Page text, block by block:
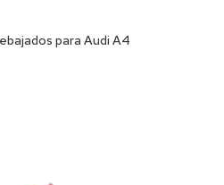
para Audi A4